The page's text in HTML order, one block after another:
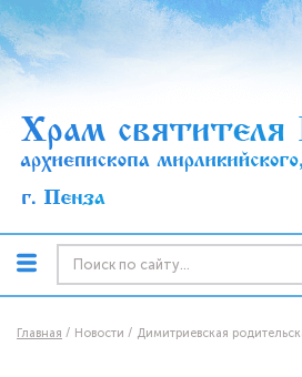
Главная Новости Димитриевская